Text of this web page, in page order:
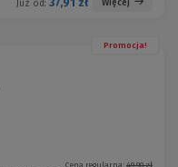
Już od: Więcej
Promocja!
Cena regularna: 49,90 zł